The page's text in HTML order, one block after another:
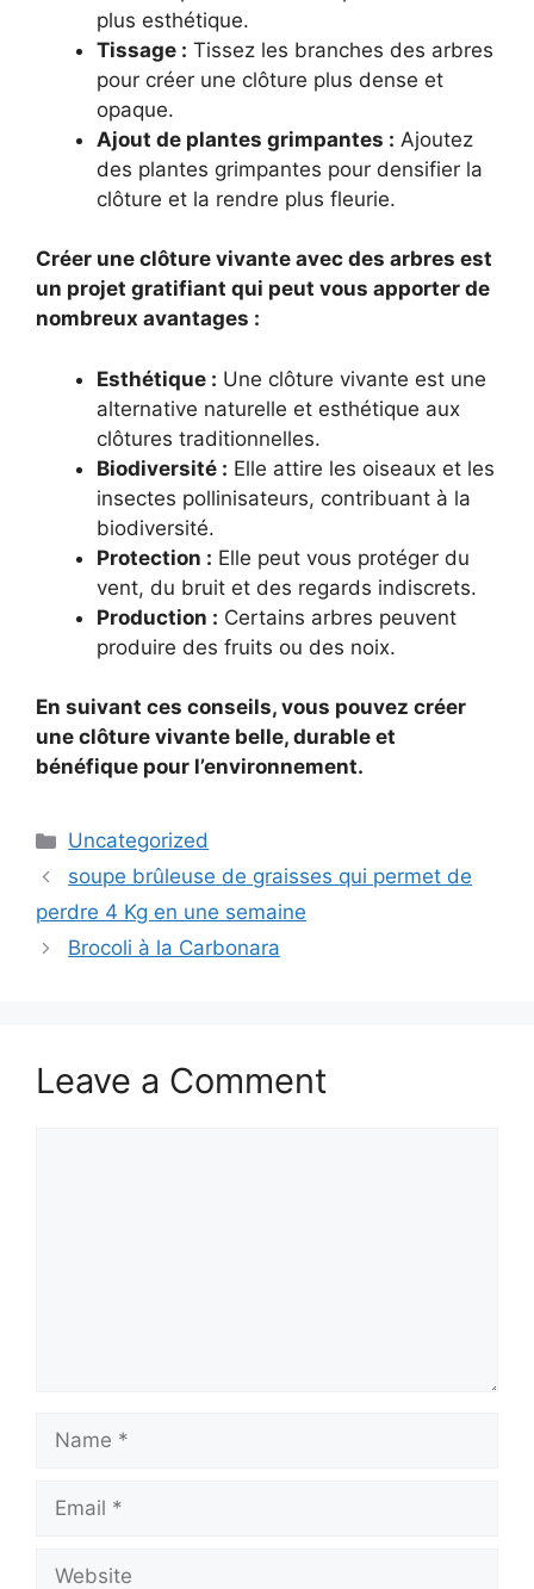
plus esthétique.
Tissage : Tissez les branches des arbres
pour créer une clôture plus dense et
opaque.
Ajout de plantes grimpantes : Ajoutez
des plantes grimpantes pour densifier la
clôture et la rendre plus fleurie.
Créer une clôture vivante avec des arbres est
un projet gratifiant qui peut vous apporter de
nombreux avantages :
Esthétique : Une clôture vivante est une
alternative naturelle et esthétique aux
clôtures traditionnelles.
Biodiversité : Elle attire les oiseaux et les
insectes pollinisateurs, contribuant à la
biodiversité.
Protection : Elle peut vous protéger du
vent, du bruit et des regards indiscrets.
Production : Certains arbres peuvent
produire des fruits ou des noix.
En suivant ces conseils, vous pouvez créer
une clôture vivante belle, durable et
bénéfique pour l’environnement.
Categories
Uncategorized
soupe brûleuse de graisses qui permet de
perdre 4 Kg en une semaine
Brocoli à la Carbonara
Leave a Comment
Name
Email
Website